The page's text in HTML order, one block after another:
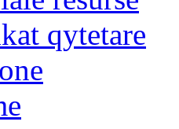
qytetare